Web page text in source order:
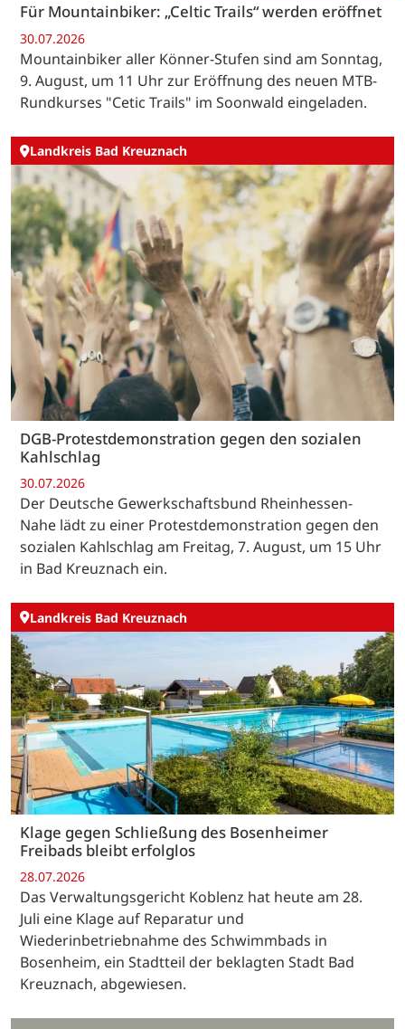
Für Mountainbiker: „Celtic Trails“ werden eröffnet
30.07.2026
Mountainbiker aller Könner-Stufen sind am Sonntag,
9. August, um 11 Uhr zur Eröffnung des neuen MTB-
Rundkurses "Cetic Trails" im Soonwald eingeladen.
Landkreis Bad Kreuznach
DGB-Protestdemonstration gegen den sozialen
Kahlschlag
30.07.2026
Der Deutsche Gewerkschaftsbund Rheinhessen-
Nahe lädt zu einer Protestdemonstration gegen den
sozialen Kahlschlag am Freitag, 7. August, um 15 Uhr
in Bad Kreuznach ein.
Landkreis Bad Kreuznach
Klage gegen Schließung des Bosenheimer
Freibads bleibt erfolglos
28.07.2026
Das Verwaltungsgericht Koblenz hat heute am 28.
Juli eine Klage auf Reparatur und
Wiederinbetriebnahme des Schwimmbads in
Bosenheim, ein Stadtteil der beklagten Stadt Bad
Kreuznach, abgewiesen.